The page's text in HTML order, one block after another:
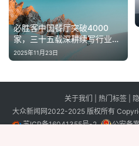
必胜客中国餐厅突破4000
家，三十五载深耕续写行业传
奇
2025年11月23日
关于我们 热门标签
大众新闻网2022-2025 版权所有
苏ICP备16041355号-2
公安备